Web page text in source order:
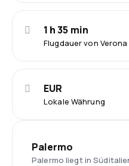
Flugdauer von Verona
1 h 35 min
Lokale Währung
EUR
Palermo
Palermo liegt in